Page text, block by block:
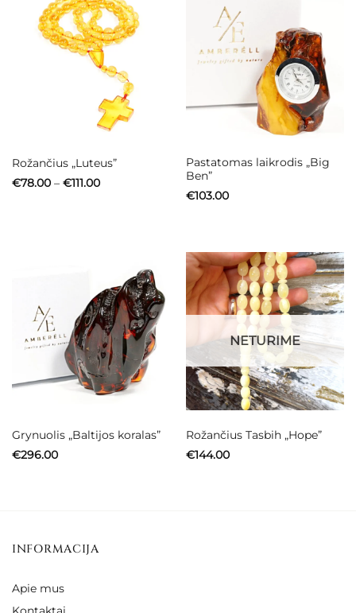
Rožančius „Luteus”
€78.00 – €111.00Price
Pastatomas laikrodis „Big
Ben”
€103.00
Grynuolis „Baltijos koralas”
€296.00
NETURIME
Rožančius Tasbih „Hope”
€144.00
INFORMACIJA
Apie mus